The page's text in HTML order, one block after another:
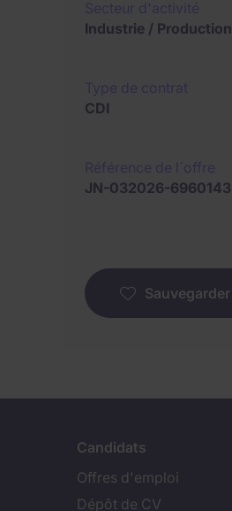
Industrie / Production
CDI
JN-032026-6960143
Sauvegarder
Candidats
Offres d'emploi
Dépôt de CV